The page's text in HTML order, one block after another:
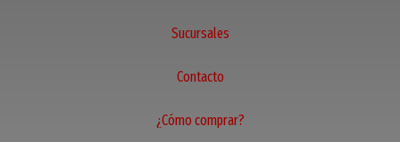
Sucursales
Contacto
¿Cómo comprar?